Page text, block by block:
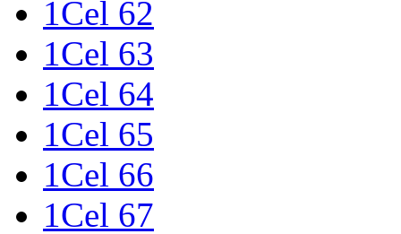
1Cel 62
1Cel 63
1Cel 64
1Cel 65
1Cel 66
1Cel 67